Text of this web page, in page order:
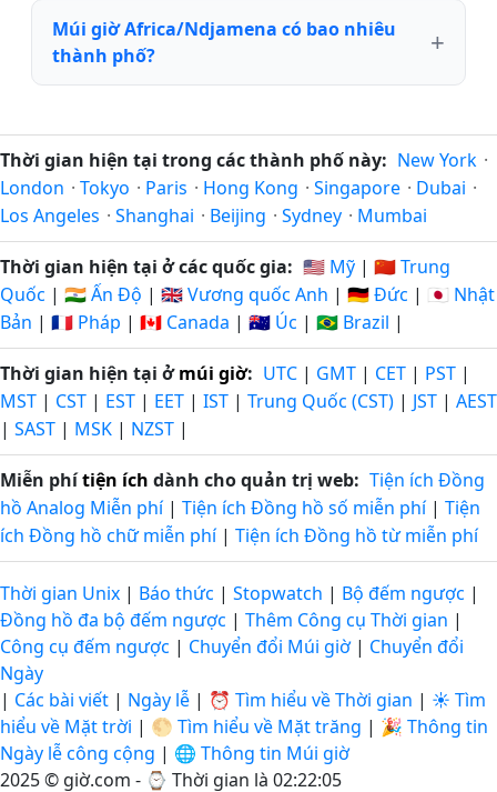
Múi giờ Africa/Ndjamena có bao nhiêu
thành phố?
Thời gian hiện tại trong các thành phố này: New York ·
London · Tokyo · Paris · Hong Kong · Singapore · Dubai ·
Los Angeles · Shanghai · Beijing · Sydney · Mumbai
Thời gian hiện tại ở các quốc gia: 🇺🇸 Mỹ | 🇨🇳 Trung
Quốc | 🇮🇳 Ấn Độ | 🇬🇧 Vương quốc Anh | 🇩🇪 Đức | 🇯🇵 Nhật
Bản | 🇫🇷 Pháp | 🇨🇦 Canada | 🇦🇺 Úc | 🇧🇷 Brazil |
Thời gian hiện tại ởmúi giờ: UTC | GMT | CET | PST |
MST | CST | EST | EET | IST | Trung Quốc (CST) | JST | AEST
| SAST | MSK | NZST |
Miễn phítiện ích dành cho quản trị web: Tiện ích Đồng
hồ Analog Miễn phí| Tiện ích Đồng hồ số miễn phí| Tiện
ích Đồng hồ chữ miễn phí| Tiện ích Đồng hồ từ miễn phí
Thời gian Unix | Báo thức | Stopwatch | Bộ đếm ngược |
Đồng hồ đa bộ đếm ngược | Thêm Công cụ Thời gian |
Công cụ đếm ngược | Chuyển đổi Múi giờ | Chuyển đổi
Ngày
| Các bài viết | Ngày lễ | ⏰ Tìm hiểu về Thời gian | ☀️ Tìm
hiểu về Mặt trời | 🌕 Tìm hiểu về Mặt trăng | 🎉 Thông tin
Ngày lễ công cộng | 🌐 Thông tin Múi giờ
2025 © giờ.com - ⌚ Thời gian là 02:22:06